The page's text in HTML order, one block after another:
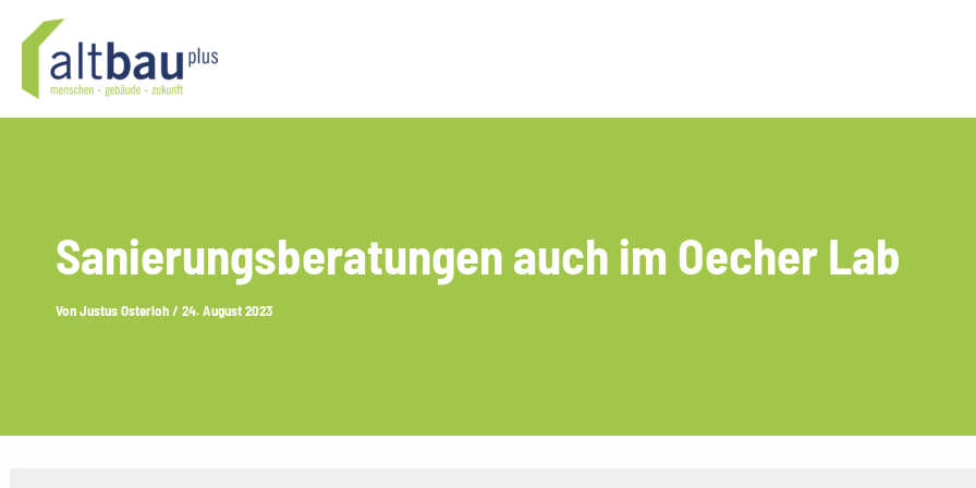
Inhalt
springen
Sanierungsberatungen auch im Oecher Lab
VonJustus Osterloh/ 24. August 2023